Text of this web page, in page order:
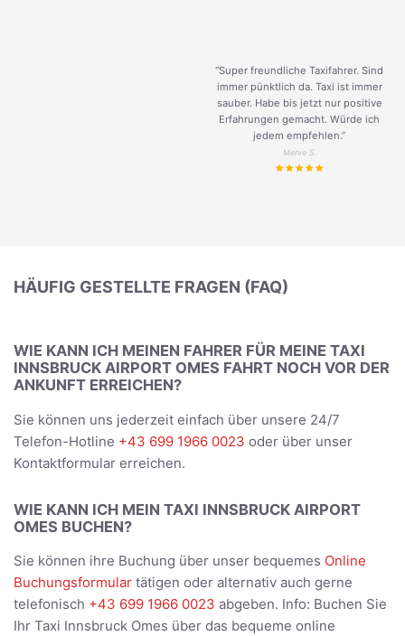
“Super freundliche Taxifahrer. Sind
immer pünktlich da. Taxi ist immer
sauber. Habe bis jetzt nur positive
Erfahrungen gemacht. Würde ich
jedem empfehlen.”
Merve S.
HÄUFIG GESTELLTE FRAGEN (FAQ)
WIE KANN ICH MEINEN FAHRER FÜR MEINE TAXI
INNSBRUCK AIRPORT OMES FAHRT NOCH VOR DER
ANKUNFT ERREICHEN?
Sie können uns jederzeit einfach über unsere 24/7
Telefon-Hotline +43 699 1966 0023 oder über unser
Kontaktformular erreichen.
WIE KANN ICH MEIN TAXI INNSBRUCK AIRPORT
OMES BUCHEN?
Sie können ihre Buchung über unser bequemes Online
Buchungsformular tätigen oder alternativ auch gerne
telefonisch +43 699 1966 0023 abgeben. Info: Buchen Sie
Ihr Taxi Innsbruck Omes über das bequeme online